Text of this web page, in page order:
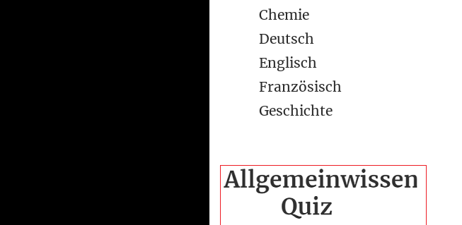
Chemie
Deutsch
Englisch
Französisch
Geschichte